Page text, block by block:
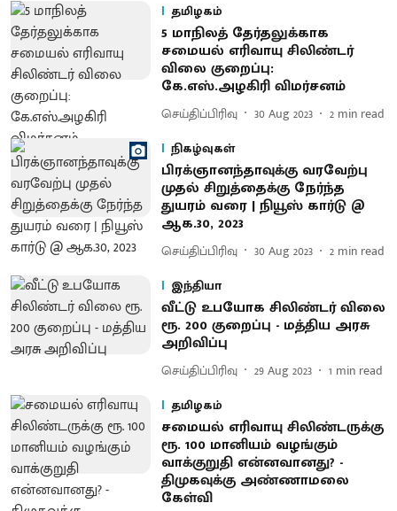
தமிழகம்
5 மாநிலத் தேர்தலுக்காக
சமையல் எரிவாயு சிலிண்டர்
விலை குறைப்பு:
கே.எஸ்.அழகிரி விமர்சனம்
செய்திப்பிரிவு 30 Aug 2023 2 min read
நிகழ்வுகள்
பிரக்ஞானந்தாவுக்கு வரவேற்பு
முதல் சிறுத்தைக்கு நேர்ந்த
துயரம் வரை | நியூஸ் கார்டு @
ஆக.30, 2023
செய்திப்பிரிவு 30 Aug 2023 2 min read
இந்தியா
வீட்டு உபயோக சிலிண்டர் விலை
ரூ. 200 குறைப்பு - மத்திய அரசு
அறிவிப்பு
செய்திப்பிரிவு 29 Aug 2023 1 min read
தமிழகம்
சமையல் எரிவாயு சிலிண்டருக்கு
ரூ. 100 மானியம் வழங்கும்
வாக்குறுதி என்னவானது? -
திமுகவுக்கு அண்ணாமலை
கேள்வி